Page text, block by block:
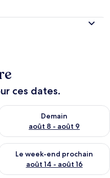
ces dates.
août 7 - août 8
Demain
août 8 - août 9
la disponibilité pour
end août 7 - août 9
Le week-end prochain
août 14 - août 16
la disponibilité pour